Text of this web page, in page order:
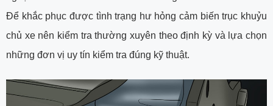
Để khắc phục được tình trạng hư hỏng cảm biến trục khuỷu
chủ xe nên kiểm tra thường xuyên theo định kỳ và lựa chọn
những đơn vị uy tín kiểm tra đúng kỹ thuật.